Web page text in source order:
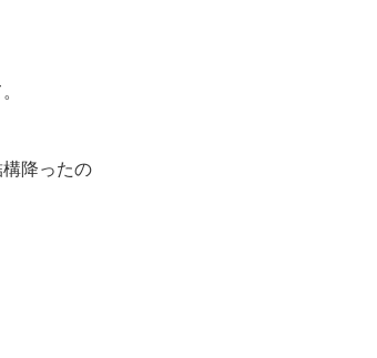
降ったの